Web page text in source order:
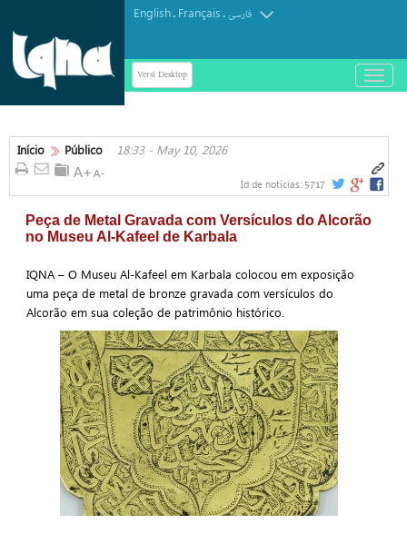
English. Français.فارسی
Versi Desktop
باز
و
کردن
Início Público 18:33 - May 10, 2026
Id de notícias: 5717
Peça de Metal Gravada com Versículos do Alcorão
no Museu Al-Kafeel de Karbala
IQNA – O Museu Al-Kafeel em Karbala colocou em exposição
uma peça de metal de bronze gravada com versículos do
Alcorão em sua coleção de patrimônio histórico.